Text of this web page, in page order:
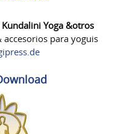
Yoga &otros
para yoguis